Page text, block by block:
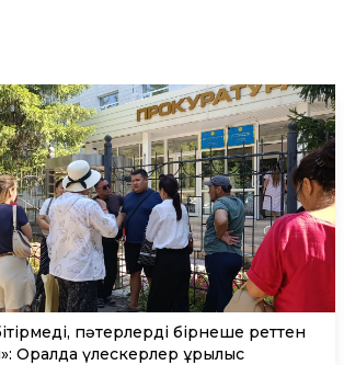
пәтерлерді бірнеше реттен
Оралда үлескерлер құрылыс